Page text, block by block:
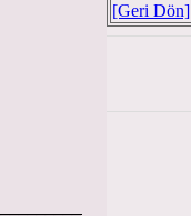
[Geri Dön]